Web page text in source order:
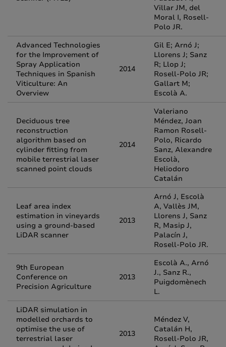
Villar JM, del
Moral I, Rosell-
Polo JR.
Advanced Technologies
for the Improvement of
Spray Application
Techniques in Spanish
Viticulture: An
Overview
2014
Gil E; Arnó J;
Llorens J; Sanz
R; Llop J;
Rosell-Polo JR;
Gallart M;
Escolà A.
Deciduous tree
reconstruction
algorithm based on
cylinder fitting from
mobile terrestrial laser
scanned point clouds
2014
Valeriano
Méndez, Joan
Ramon Rosell-
Polo, Ricardo
Sanz, Alexandre
Escolà,
Heliodoro
Catalán
Leaf area index
estimation in vineyards
using a ground-based
LiDAR scanner
2013
Arnó J, Escolà
A, Vallès JM,
Llorens J, Sanz
R, Masip J,
Palacín J,
Rosell-Polo JR.
9th European
Conference on
Precision Agriculture
2013
Escolà A., Arnó
J., Sanz R.,
Puigdomènech
L.
LiDAR simulation in
modelled orchards to
optimise the use of
terrestrial laser
2013
Méndez V,
Catalán H,
Rosell-Polo JR,